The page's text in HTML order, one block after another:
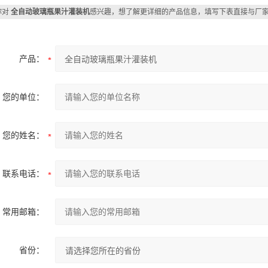
全自动玻璃瓶果汁灌装机感兴趣，想了解更详细的产品信息，填写下表直接与厂
产品：
您的单位：
您的姓名：
联系电话：
常用邮箱：
省份：